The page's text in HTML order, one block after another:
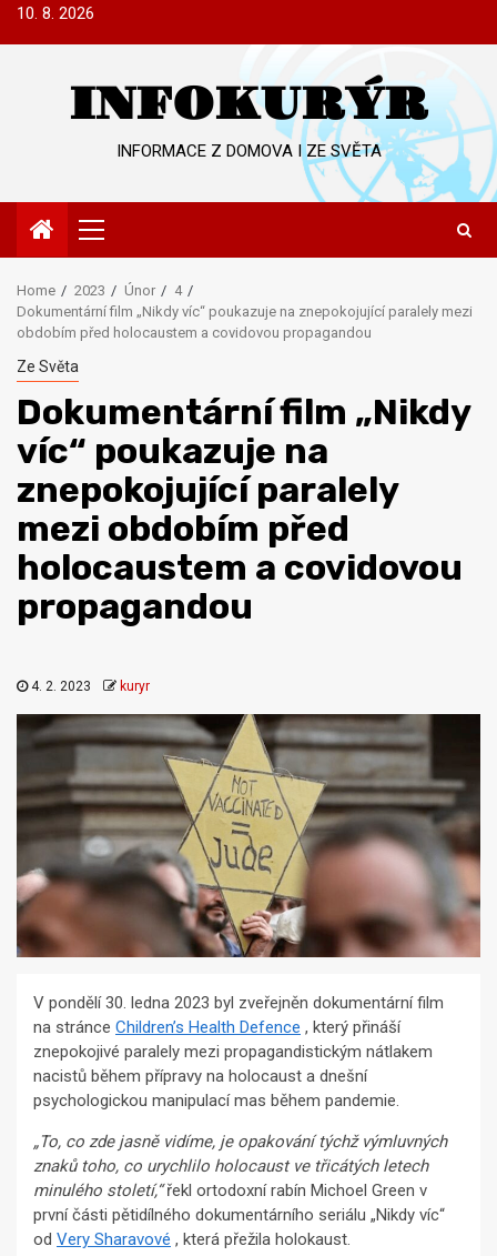
Skip10. 8. 2026
INFOKURÝR
INFORMACE Z DOMOVA I ZE SVĚTA
Primary
Menu
Home 2023 Únor
4
Dokumentární film „Nikdy víc“ poukazuje na znepokojující paralely mezi
obdobím před holocaustem a covidovou propagandou
Ze Světa
Dokumentární film „Nikdy
víc“ poukazuje na
znepokojující paralely
mezi obdobím před
holocaustem a covidovou
propagandou
4. 2. 2023 kuryr
V pondělí 30. ledna 2023 byl zveřejněn dokumentární film
na stránce Children’s Health Defence , který přináší
znepokojivé paralely mezi propagandistickým nátlakem
nacistů během přípravy na holocaust a dnešní
psychologickou manipulací mas během pandemie.
„To, co zde jasně vidíme, je opakování týchž výmluvných
znaků toho, co urychlilo holocaust ve třicátých letech
minulého století,“řekl ortodoxní rabín Michoel Green v
první části pětidílného dokumentárního seriálu „Nikdy víc“
od Very Sharavové , která přežila holokaust.